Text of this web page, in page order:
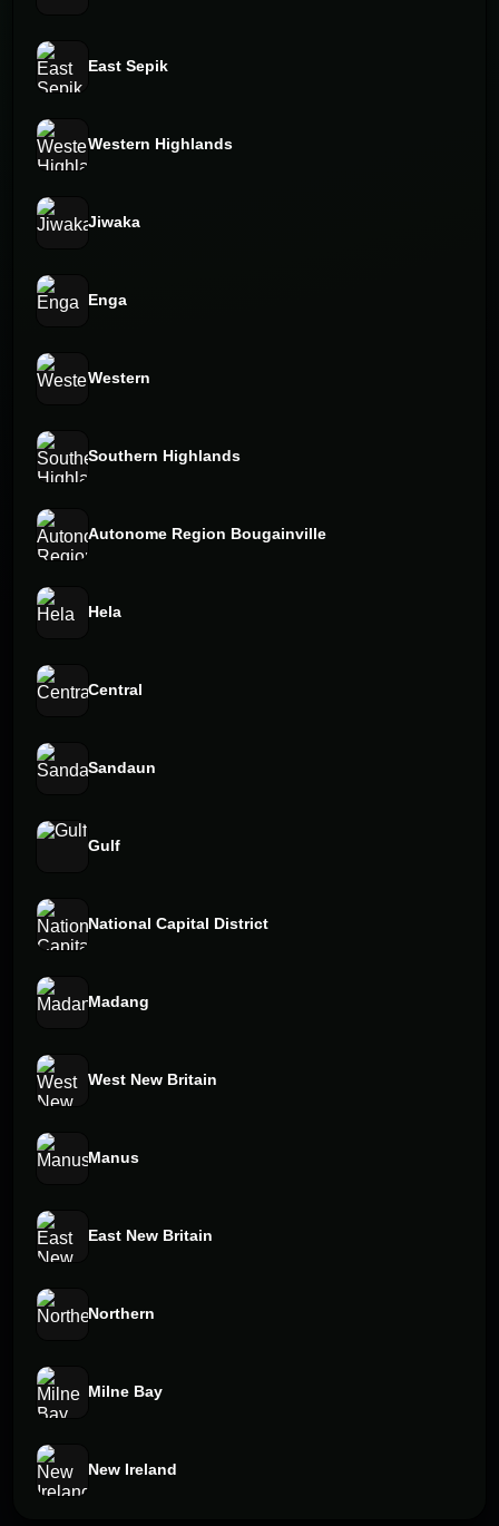
East Sepik
Western Highlands
Jiwaka
Enga
Western
Southern Highlands
Autonome Region Bougainville
Hela
Central
Sandaun
Gulf
National Capital District
Madang
West New Britain
Manus
East New Britain
Northern
Milne Bay
New Ireland